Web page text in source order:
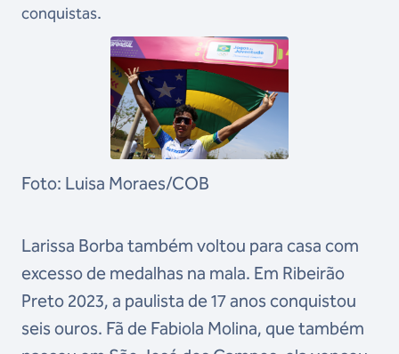
conquistas.
Foto: Luisa Moraes/COB
Larissa Borba também voltou para casa com
excesso de medalhas na mala. Em Ribeirão
Preto 2023, a paulista de 17 anos conquistou
seis ouros. Fã de Fabiola Molina, que também